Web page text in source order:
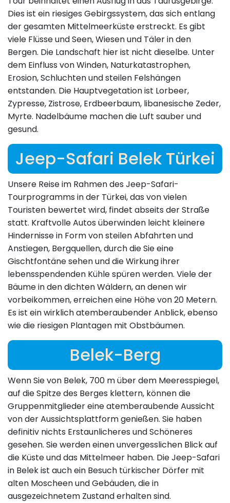
Dies ist ein riesiges Gebirgssystem, das sich entlang
der gesamten Mittelmeerküste erstreckt. Es gibt
viele Flüsse und Seen, Wiesen und Täler in den
Bergen. Die Landschaft hier ist nicht dieselbe. Unter
dem Einfluss von Winden, Naturkatastrophen,
Erosion, Schluchten und steilen Felshängen
entstanden. Die Hauptvegetation ist Lorbeer,
Zypresse, Zistrose, Erdbeerbaum, libanesische Zeder,
Myrte. Nadelbäume machen die Luft sauber und
gesund.
Jeep-Safari Belek Türkei
Unsere Reise im Rahmen des Jeep-Safari-
Tourprogramms in der Türkei, das von vielen
Touristen bewertet wird, findet abseits der Straße
statt. Kraftvolle Autos überwinden leicht kleinere
Hindernisse in Form von steilen Abfahrten und
Anstiegen, Bergquellen, durch die Sie eine
Gischtfontäne sehen und die Wirkung ihrer
lebensspendenden Kühle spüren werden. Viele der
Bäume in den dichten Wäldern, an denen wir
vorbeikommen, erreichen eine Höhe von 20 Metern.
Es ist ein wirklich atemberaubender Anblick, ebenso
wie die riesigen Plantagen mit Obstbäumen.
Belek-Berg
Wenn Sie von Belek, 700 m über dem Meeresspiegel,
auf die Spitze des Berges klettern, können die
Gruppenmitglieder eine atemberaubende Aussicht
von der Aussichtsplattform genießen. Sie haben
definitiv nichts Erstaunlicheres und Schöneres
gesehen. Sie werden einen unvergesslichen Blick auf
die Küste und das Mittelmeer haben. Die Jeep-Safari
in Belek ist auch ein Besuch türkischer Dörfer mit
alten Moscheen und Gebäuden, die in
ausgezeichnetem Zustand erhalten sind.